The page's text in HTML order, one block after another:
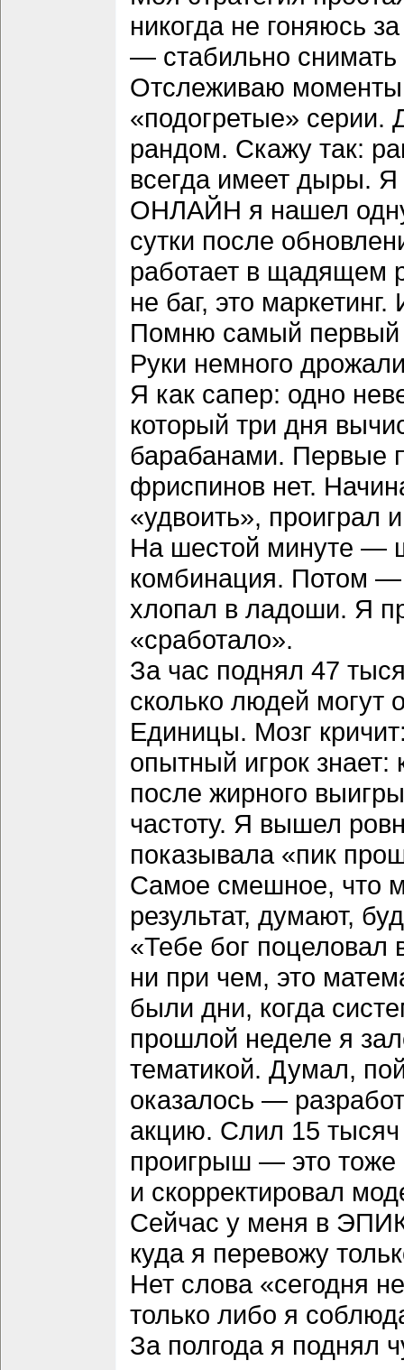
никогда не гоняюсь
— стабильно снимать
Отслеживаю
«подогретые» серии.
рандом. Скажу так:
всегда имеет дыры.
ОНЛАЙН я нашел
сутки после
работает в щадящем
не баг, это
Помню самый первый
Руки немного
Я как сапер: одно
который три дня
барабанами. Первые
фриспинов нет.
«удвоить»,
На шестой минуте —
комбинация. Потом
хлопал в ладоши. Я
«сработало».
За час поднял 47
сколько людей могут
Единицы. Мозг
опытный игрок
после жирного
частоту. Я вышел
показывала «пик
Самое смешное, что
результат, думают,
«Тебе бог поцеловал
ни при чем, это
были дни, когда
прошлой неделе я
тематикой. Думал,
оказалось —
акцию. Слил 15
проигрыш — это тоже
и скорректировал
Сейчас у меня в
куда я перевожу
Нет слова «сегодня
только либо я
За полгода я поднял